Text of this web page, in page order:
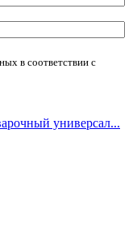
в соответствии с
универсал...